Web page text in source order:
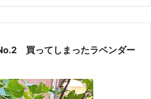
買ってしまったラベンダー